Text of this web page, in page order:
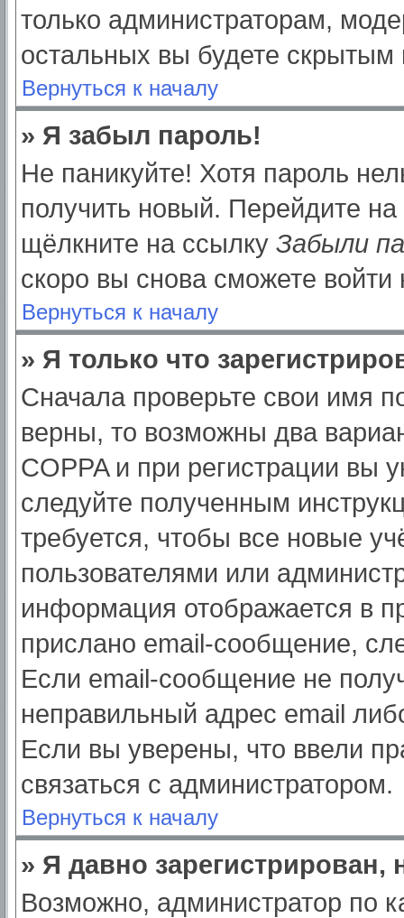
только администраторам,
остальных вы будете скрытым
Вернуться к началу
» Я забыл пароль!
Не паникуйте! Хотя пароль
получить новый. Перейдите
щёлкните на ссылку Забыли
скоро вы снова сможете
Вернуться к началу
» Я только что
Сначала проверьте свои имя
верны, то возможны два
COPPA и при регистрации вы
следуйте полученным
требуется, чтобы все новые
пользователями или
информация отображается в
прислано email-сообщение,
Если email-сообщение не
неправильный адрес email
Если вы уверены, что ввели
связаться с администратором.
Вернуться к началу
» Я давно
Возможно, администратор по